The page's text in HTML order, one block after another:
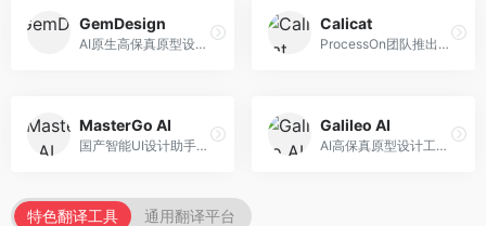
GemDesign
AI原生高保真原型设计工具，专注于智能设计生成。面向设计师，提供界面生成、设计优化、原型制作等服务，设计自动化程度高。
Calicat
ProcessOn团队推出的产设研协作平台，整合设计与协作功能。面向产品团队，提供设计协作、文档管理、团队沟通等服务，产研协作便捷。
MasterGo AI
国产智能UI设计助手，专注于界面设计自动化。面向UI设计师，提供界面生成、组件设计、设计系统构建等服务，中文用户适配性好。
Galileo AI
AI高保真原型设计工具，专注于UI界面生成。面向设计师和产品团队，提供界面生成、交互设计、设计优化等服务，界面质量高。
特色翻译工具 通用翻译平台